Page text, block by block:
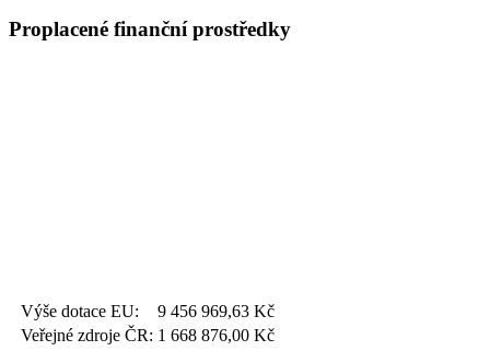
Proplacené finanční prostředky
Výše dotace EU: 9 456 969,63 Kč
Veřejné zdroje ČR: 1 668 876,00 Kč